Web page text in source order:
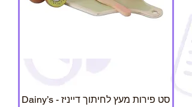
סט פירות מעץ לחיתוך דייניז - Dainy’s